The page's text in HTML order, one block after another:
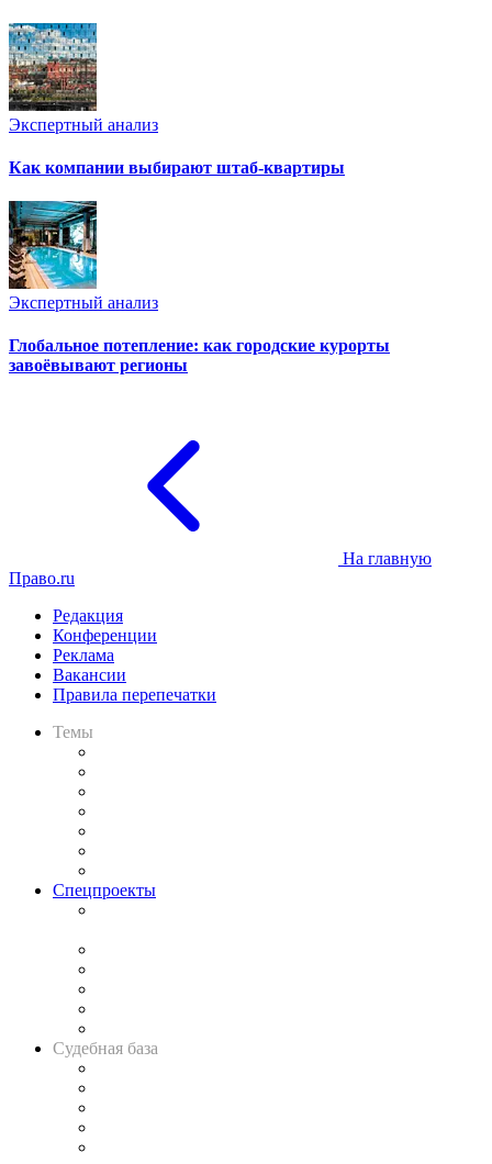
Экспертный анализ
Как компании выбирают штаб-квартиры
Экспертный анализ
Глобальное потепление: как городские курорты
завоёвывают регионы
На главную
Право.ru
Редакция
Конференции
Реклама
Вакансии
Правила перепечатки
Темы
Спецпроекты
Судебная база